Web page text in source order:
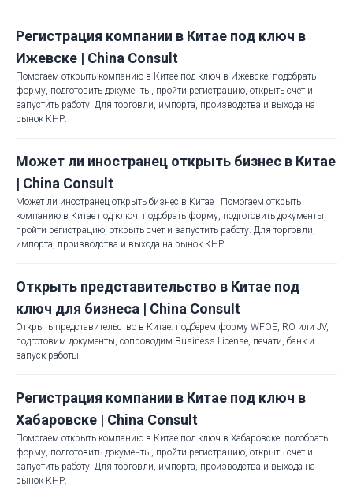
Регистрация компании в Китае под ключ в
Ижевске | China Consult
Помогаем открыть компанию в Китае под ключ в Ижевске: подобрать
форму, подготовить документы, пройти регистрацию, открыть счет и
запустить работу. Для торговли, импорта, производства и выхода на
рынок КНР.
Может ли иностранец открыть бизнес в Китае
| China Consult
Может ли иностранец открыть бизнес в Китае | Помогаем открыть
компанию в Китае под ключ: подобрать форму, подготовить документы,
пройти регистрацию, открыть счет и запустить работу. Для торговли,
импорта, производства и выхода на рынок КНР.
Открыть представительство в Китае под
ключ для бизнеса | China Consult
Открыть представительство в Китае: подберем форму WFOE, RO или JV,
подготовим документы, сопроводим Business License, печати, банк и
запуск работы.
Регистрация компании в Китае под ключ в
Хабаровске | China Consult
Помогаем открыть компанию в Китае под ключ в Хабаровске: подобрать
форму, подготовить документы, пройти регистрацию, открыть счет и
запустить работу. Для торговли, импорта, производства и выхода на
рынок КНР.